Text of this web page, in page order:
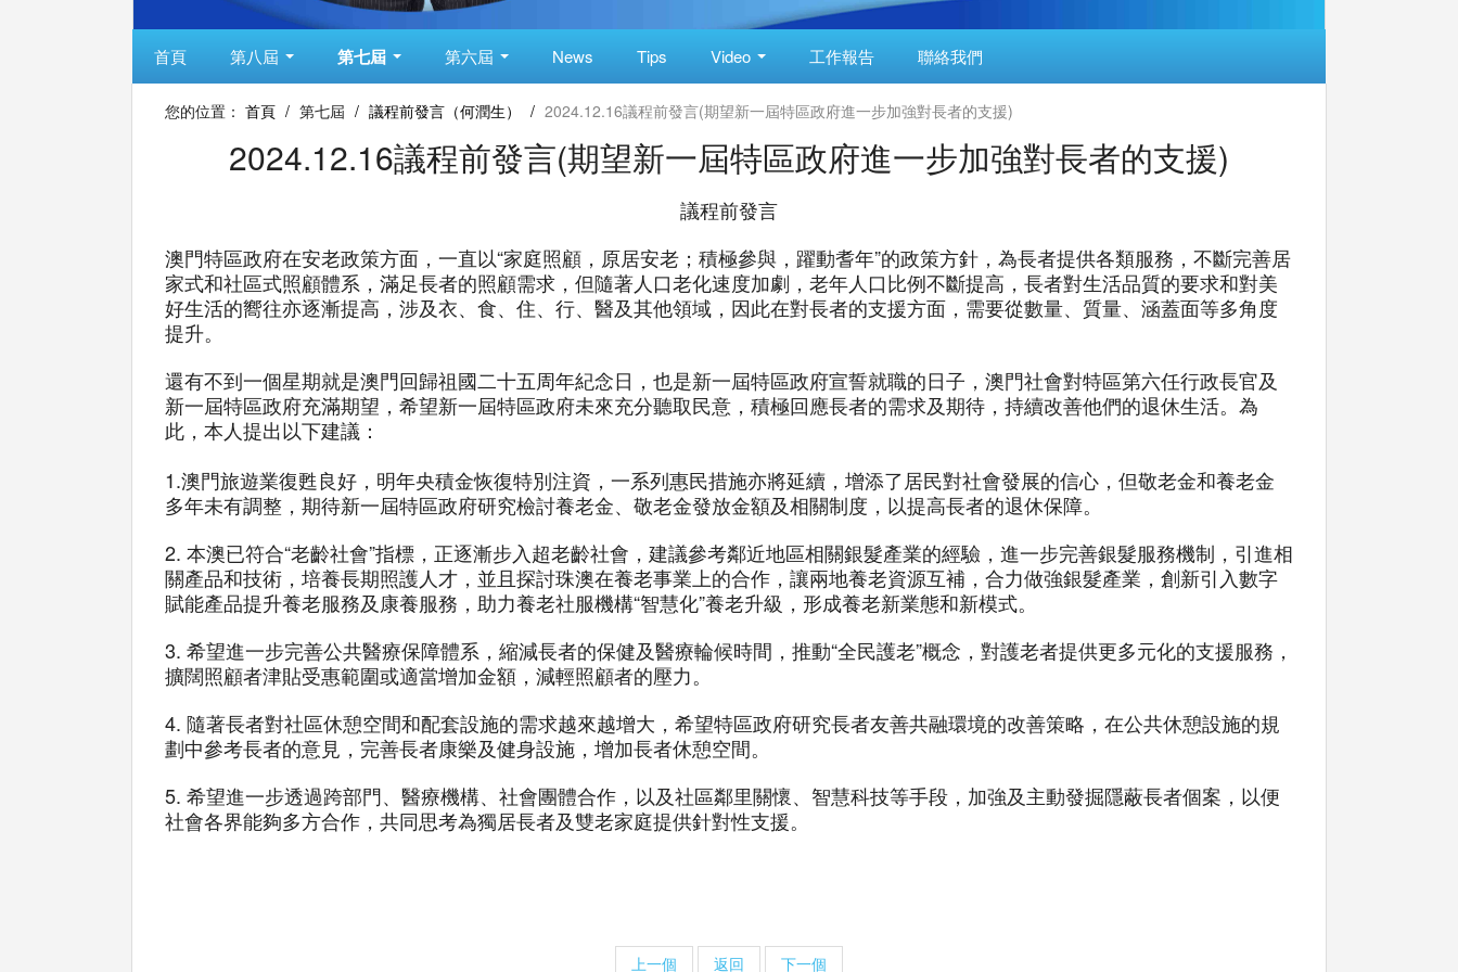
首頁 第八屆 第七屆 第六屆 News Tips Video 工作報告 聯絡我們
您的位置： 首頁 / 第七屆 / 議程前發言（何潤生） / 2024.12.16議程前發言(期望新一屆特區政府進一步加強對長者的支援)
2024.12.16議程前發言(期望新一屆特區政府進一步加強對長者的支援)
議程前發言
澳門特區政府在安老政策方面，一直以“家庭照顧，原居安老；積極參與，躍動耆年”的政策方針，為長者提供各類服務，不斷完善居
家式和社區式照顧體系，滿足長者的照顧需求，但隨著人口老化速度加劇，老年人口比例不斷提高，長者對生活品質的要求和對美
好生活的嚮往亦逐漸提高，涉及衣、食、住、行、醫及其他領域，因此在對長者的支援方面，需要從數量、質量、涵蓋面等多角度
提升。
還有不到一個星期就是澳門回歸祖國二十五周年紀念日，也是新一屆特區政府宣誓就職的日子，澳門社會對特區第六任行政長官及
新一屆特區政府充滿期望，希望新一屆特區政府未來充分聽取民意，積極回應長者的需求及期待，持續改善他們的退休生活。為
此，本人提出以下建議：
1.澳門旅遊業復甦良好，明年央積金恢復特別注資，一系列惠民措施亦將延續，增添了居民對社會發展的信心，但敬老金和養老金
多年未有調整，期待新一屆特區政府研究檢討養老金、敬老金發放金額及相關制度，以提高長者的退休保障。
2. 本澳已符合“老齡社會”指標，正逐漸步入超老齡社會，建議參考鄰近地區相關銀髮產業的經驗，進一步完善銀髮服務機制，引進相
關產品和技術，培養長期照護人才，並且探討珠澳在養老事業上的合作，讓兩地養老資源互補，合力做強銀髮產業，創新引入數字
賦能產品提升養老服務及康養服務，助力養老社服機構“智慧化”養老升級，形成養老新業態和新模式。
3. 希望進一步完善公共醫療保障體系，縮減長者的保健及醫療輪候時間，推動“全民護老”概念，對護老者提供更多元化的支援服務，
擴闊照顧者津貼受惠範圍或適當增加金額，減輕照顧者的壓力。
4. 隨著長者對社區休憩空間和配套設施的需求越來越增大，希望特區政府研究長者友善共融環境的改善策略，在公共休憩設施的規
劃中參考長者的意見，完善長者康樂及健身設施，增加長者休憩空間。
5. 希望進一步透過跨部門、醫療機構、社會團體合作，以及社區鄰里關懷、智慧科技等手段，加強及主動發掘隱蔽長者個案，以便
社會各界能夠多方合作，共同思考為獨居長者及雙老家庭提供針對性支援。
上一個 返回 下一個